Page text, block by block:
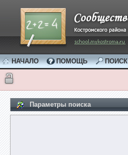
НАЧАЛО ПОМОЩЬ ПОИСК
Параметры поиска